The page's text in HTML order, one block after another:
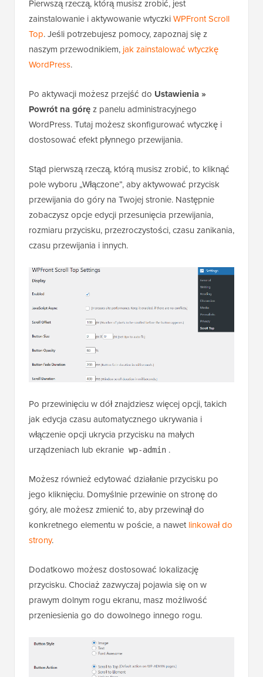
Pierwszą rzeczą, którą musisz zrobić, jest
zainstalowanie i aktywowanie wtyczkiWPFront Scroll
Top. Jeśli potrzebujesz pomocy, zapoznaj się z
naszym przewodnikiem, jak zainstalować wtyczkę
WordPress.
Po aktywacji możesz przejść do Ustawienia »
Powrót na góręz panelu administracyjnego
WordPress. Tutaj możesz skonfigurować wtyczkę i
dostosować efekt płynnego przewijania.
Stąd pierwszą rzeczą, którą musisz zrobić, to kliknąć
pole wyboru „Włączone”, aby aktywować przycisk
przewijania do góry na Twojej stronie. Następnie
zobaczysz opcje edycji przesunięcia przewijania,
rozmiaru przycisku, przezroczystości, czasu zanikania,
czasu przewijania i innych.
Po przewinięciu w dół znajdziesz więcej opcji, takich
jak edycja czasu automatycznego ukrywania i
włączenie opcji ukrycia przycisku na małych
urządzeniach lub ekranie wp-admin .
Możesz również edytować działanie przycisku po
jego kliknięciu. Domyślnie przewinie on stronę do
góry, ale możesz zmienić to, aby przewinął do
konkretnego elementu w poście, a nawetlinkował do
strony.
Dodatkowo możesz dostosować lokalizację
przycisku. Chociaż zazwyczaj pojawia się on w
prawym dolnym rogu ekranu, masz możliwość
przeniesienia go do dowolnego innego rogu.